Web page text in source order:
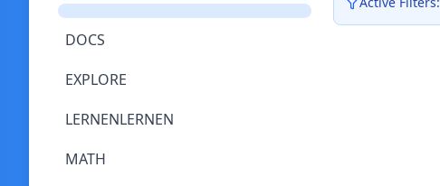
DOCS
EXPLORE
LERNENLERNEN
MATH